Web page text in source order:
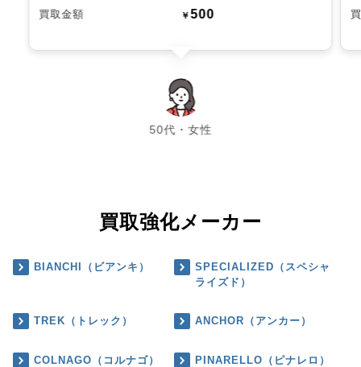
買取金額 ￥500
50代・女性
chevron_left chevron_right
買取強化メーカー
BIANCHI（ビアンキ）
SPECIALIZED（スペシャ
ライズド）
TREK（トレック） ANCHOR（アンカー）
COLNAGO（コルナゴ） PINARELLO（ピナレロ）